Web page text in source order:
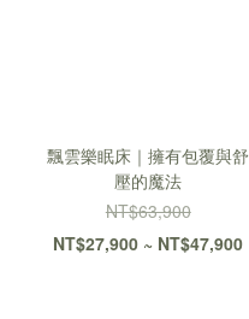
飄雲樂眠床｜擁有包覆與舒
壓的魔法
NT$63,900
NT$27,900 ~ NT$47,900